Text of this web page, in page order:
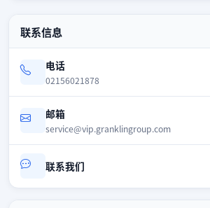
联系信息
电话
02156021878
邮箱
service@vip.granklingroup.com
联系我们